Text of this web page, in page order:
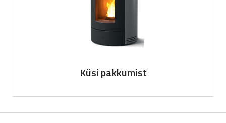
Küsi pakkumist